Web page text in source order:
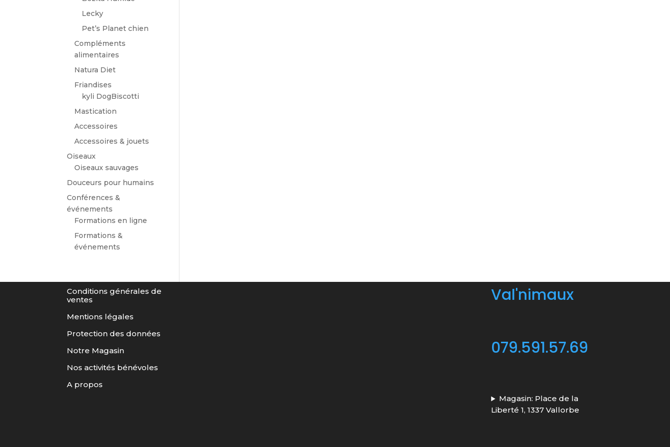
Lecky
Pet’s Planet chien
Compléments
alimentaires
Natura Diet
Friandises
kyli DogBiscotti
Mastication
Accessoires
Accessoires & jouets
Oiseaux
Oiseaux sauvages
Douceurs pour humains
Conférences &
événements
Formations en ligne
Formations &
événements
Conditions générales de
ventes
Mentions légales
Protection des données
Notre Magasin
Nos activités bénévoles
A propos
Val'nimaux
079.591.57.69
Magasin: Place de la
Liberté 1, 1337 Vallorbe